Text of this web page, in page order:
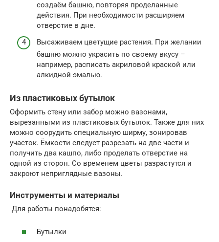
создаём башню, повторяя проделанные
действия. При необходимости расширяем
отверстие в дне.
Высаживаем цветущие растения. При желании
башню можно украсить по своему вкусу –
например, расписать акриловой краской или
алкидной эмалью.
Из пластиковых бутылок
Оформить стену или забор можно вазонами,
вырезанными из пластиковых бутылок. Также для них
можно соорудить специальную ширму, зонировав
участок. Ёмкости следует разрезать на две части и
получить два кашпо, либо проделать отверстие на
одной из сторон. Со временем цветы разрастутся и
закроют неприглядные вазоны.
Инструменты и материалы
Для работы понадобятся:
Бутылки